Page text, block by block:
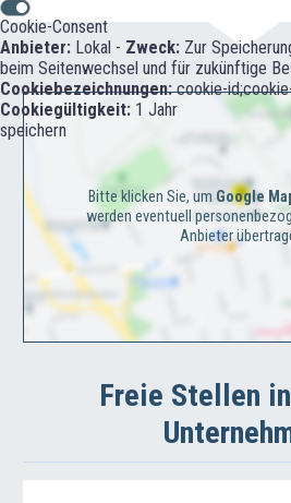
Cookie-Consent
Anbieter: Lokal - Zweck: Zur
beim Seitenwechsel und für zukünftige
Cookiebezeichnungen:cookie-
Cookiegültigkeit: 1 Jahr
speichern
Bitte klicken Sie, um Google
werden eventuell
Anbieter
Freie Stellen